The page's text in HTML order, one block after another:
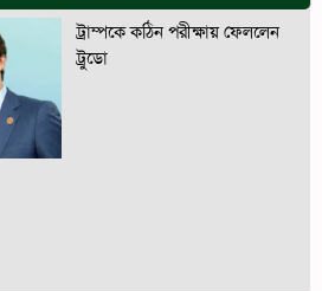
ট্রাম্পকে কঠিন পরীক্ষায় ফেললেন
ট্রুডো